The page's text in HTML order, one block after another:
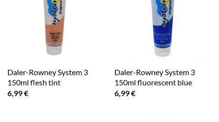
Daler-Rowney System 3
150ml flesh tint
6,99€
Daler-Rowney System 3
150ml fluorescent blue
6,99€